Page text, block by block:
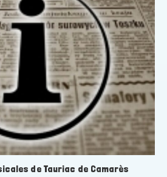
de Tauriac de Camarès